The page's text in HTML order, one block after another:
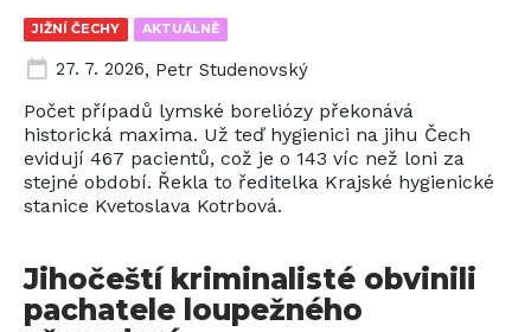
JIŽNÍ ČECHY AKTUÁLNĚ
27. 7. 2026, Petr Studenovský
Počet případů lymské boreliózy překonává
historická maxima. Už teď hygienici na jihu Čech
evidují 467 pacientů, což je o 143 víc než loni za
stejné období. Řekla to ředitelka Krajské hygienické
stanice Kvetoslava Kotrbová.
Jihočeští kriminalisté obvinili
pachatele loupežného